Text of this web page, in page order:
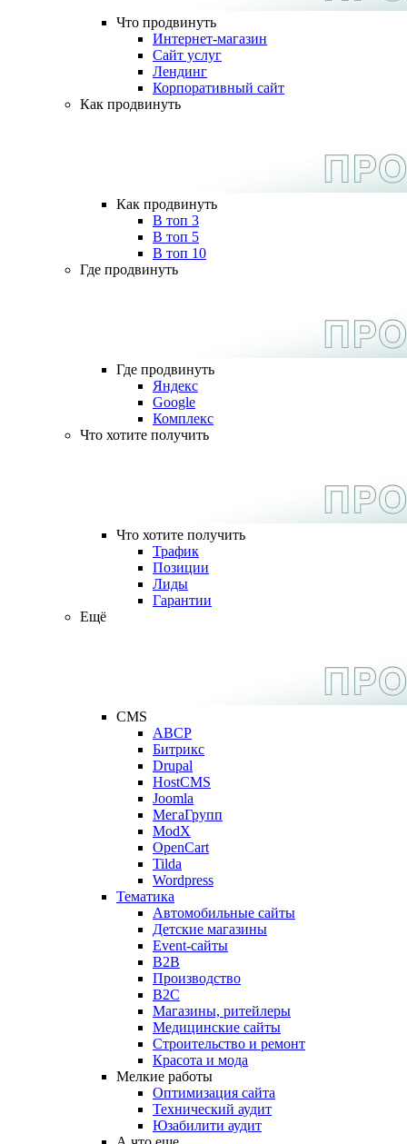
Что продвинуть
Интернет-магазин
Сайт услуг
Лендинг
Корпоративный сайт
Как продвинуть
Как продвинуть
В топ 3
В топ 5
В топ 10
Где продвинуть
Где продвинуть
Яндекс
Google
Комплекс
Что хотите получить
Что хотите получить
Трафик
Позиции
Лиды
Гарантии
Ещё
CMS
ABCP
Битрикс
Drupal
HostCMS
Joomla
МегаГрупп
ModX
OpenCart
Tilda
Wordpress
Тематика
Автомобильные сайты
Детские магазины
Event-сайты
B2B
Производство
B2C
Магазины, ритейлеры
Медицинские сайты
Строительство и ремонт
Красота и мода
Мелкие работы
Оптимизация сайта
Технический аудит
Юзабилити аудит